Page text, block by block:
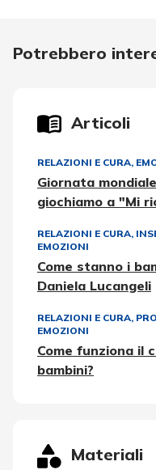
Potrebbero
Articoli
RELAZIONI E CURA,
Giornata
giochiamo a "Mi
RELAZIONI E CURA,
EMOZIONI
Come stanno i
Daniela Lucangeli
RELAZIONI E CURA,
EMOZIONI
Come funziona il
bambini?
Materiali